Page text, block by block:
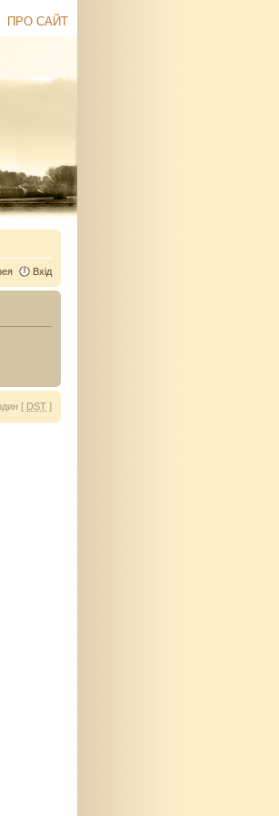
ПРО САЙТ
Вхід
[ DST ]